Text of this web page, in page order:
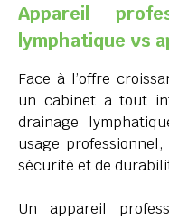
Appareil
lymphatique vs
Face à l’offre
un cabinet a tout
drainage
usage
sécurité et de
Un appareil